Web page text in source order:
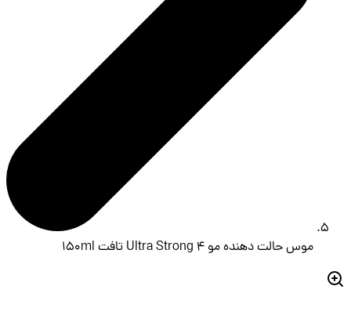
موس حالت دهنده مو Ultra Strong 4 تافت 150ml